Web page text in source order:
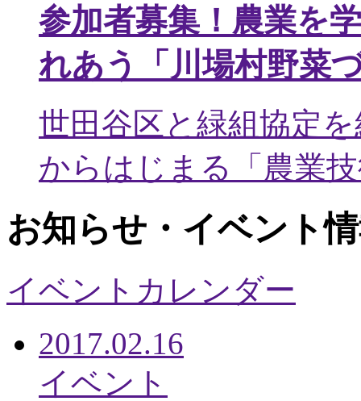
参加者募集！農業を
れあう「川場村野菜
世田谷区と緑組協定
からはじまる「農業
お知らせ・イベント
イベントカレンダー
2017.02.16
イベント